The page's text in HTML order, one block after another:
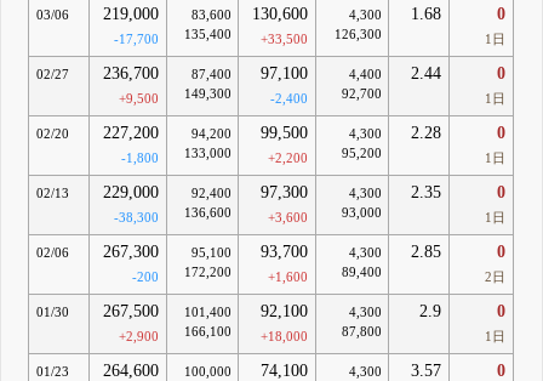
03/06 219,000
-17,700
83,600
135,400
130,600
+33,500
4,300
126,300
1.68 0
1日
02/27 236,700
+9,500
87,400
149,300
97,100
-2,400
4,400
92,700
2.44 0
1日
02/20 227,200
-1,800
94,200
133,000
99,500
+2,200
4,300
95,200
2.28 0
1日
02/13 229,000
-38,300
92,400
136,600
97,300
+3,600
4,300
93,000
2.35 0
1日
02/06 267,300
-200
95,100
172,200
93,700
+1,600
4,300
89,400
2.85 0
2日
01/30 267,500
+2,900
101,400
166,100
92,100
+18,000
4,300
87,800
2.9 0
1日
01/23 264,600
100,000
74,100
4,300
3.57 0